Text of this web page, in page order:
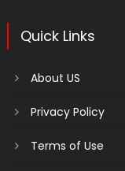
Quick Links
About US
Privacy Policy
Terms of Use